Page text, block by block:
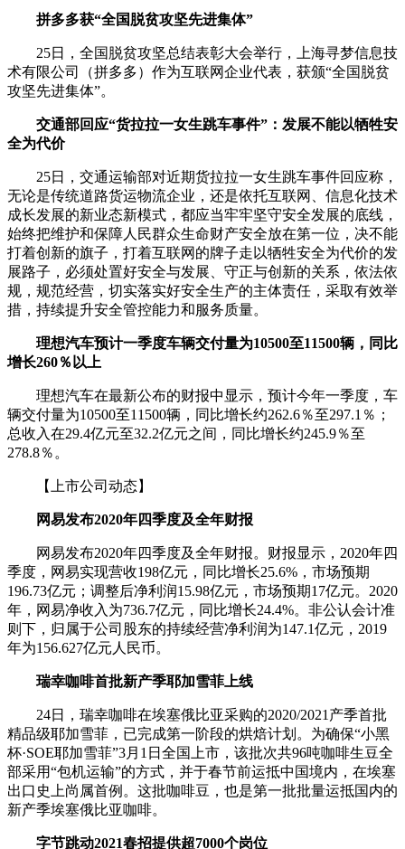
拼多多获“全国脱贫攻坚先进集体”
25日，全国脱贫攻坚总结表彰大会举行，上海寻梦信息技
术有限公司（拼多多）作为互联网企业代表，获颁“全国脱贫
攻坚先进集体”。
交通部回应“货拉拉一女生跳车事件”：发展不能以牺牲安
全为代价
25日，交通运输部对近期货拉拉一女生跳车事件回应称，
无论是传统道路货运物流企业，还是依托互联网、信息化技术
成长发展的新业态新模式，都应当牢牢坚守安全发展的底线，
始终把维护和保障人民群众生命财产安全放在第一位，决不能
打着创新的旗子，打着互联网的牌子走以牺牲安全为代价的发
展路子，必须处置好安全与发展、守正与创新的关系，依法依
规，规范经营，切实落实好安全生产的主体责任，采取有效举
措，持续提升安全管控能力和服务质量。
理想汽车预计一季度车辆交付量为10500至11500辆，同比
增长260％以上
理想汽车在最新公布的财报中显示，预计今年一季度，车
辆交付量为10500至11500辆，同比增长约262.6％至297.1％；
总收入在29.4亿元至32.2亿元之间，同比增长约245.9％至
278.8％。
【上市公司动态】
网易发布2020年四季度及全年财报
网易发布2020年四季度及全年财报。财报显示，2020年四
季度，网易实现营收198亿元，同比增长25.6%，市场预期
196.73亿元；调整后净利润15.98亿元，市场预期17亿元。2020
年，网易净收入为736.7亿元，同比增长24.4%。非公认会计准
则下，归属于公司股东的持续经营净利润为147.1亿元，2019
年为156.627亿元人民币。
瑞幸咖啡首批新产季耶加雪菲上线
24日，瑞幸咖啡在埃塞俄比亚采购的2020/2021产季首批
精品级耶加雪菲，已完成第一阶段的烘焙计划。为确保“小黑
杯·SOE耶加雪菲”3月1日全国上市，该批次共96吨咖啡生豆全
部采用“包机运输”的方式，并于春节前运抵中国境内，在埃塞
出口史上尚属首例。这批咖啡豆，也是第一批批量运抵国内的
新产季埃塞俄比亚咖啡。
字节跳动2021春招提供超7000个岗位